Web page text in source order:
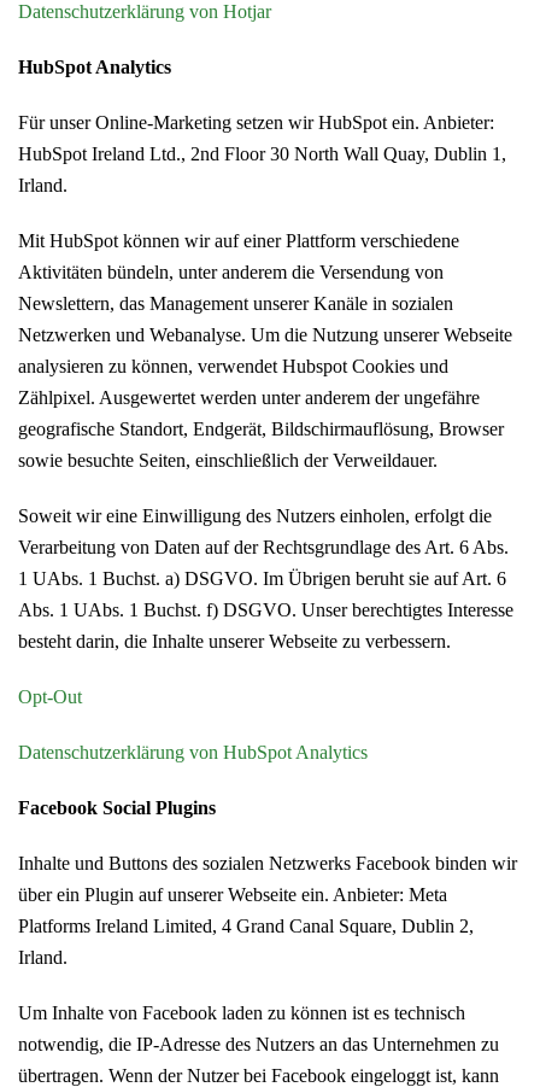
Datenschutzerklärung von Hotjar
HubSpot Analytics
Für unser Online-Marketing setzen wir HubSpot ein. Anbieter:
HubSpot Ireland Ltd., 2nd Floor 30 North Wall Quay, Dublin 1,
Irland.
Mit HubSpot können wir auf einer Plattform verschiedene
Aktivitäten bündeln, unter anderem die Versendung von
Newslettern, das Management unserer Kanäle in sozialen
Netzwerken und Webanalyse. Um die Nutzung unserer Webseite
analysieren zu können, verwendet Hubspot Cookies und
Zählpixel. Ausgewertet werden unter anderem der ungefähre
geografische Standort, Endgerät, Bildschirmauflösung, Browser
sowie besuchte Seiten, einschließlich der Verweildauer.
Soweit wir eine Einwilligung des Nutzers einholen, erfolgt die
Verarbeitung von Daten auf der Rechtsgrundlage des Art. 6 Abs.
1 UAbs. 1 Buchst. a) DSGVO. Im Übrigen beruht sie auf Art. 6
Abs. 1 UAbs. 1 Buchst. f) DSGVO. Unser berechtigtes Interesse
besteht darin, die Inhalte unserer Webseite zu verbessern.
Opt-Out
Datenschutzerklärung von HubSpot Analytics
Facebook Social Plugins
Inhalte und Buttons des sozialen Netzwerks Facebook binden wir
über ein Plugin auf unserer Webseite ein. Anbieter: Meta
Platforms Ireland Limited, 4 Grand Canal Square, Dublin 2,
Irland.
Um Inhalte von Facebook laden zu können ist es technisch
notwendig, die IP-Adresse des Nutzers an das Unternehmen zu
übertragen. Wenn der Nutzer bei Facebook eingeloggt ist, kann